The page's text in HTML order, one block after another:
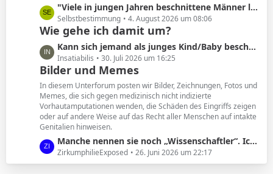
i
t
r
ä
g
e
L
e
t
z
t
e
B
e
i
t
r
ä
g
e
"Viele in jungen Jahren beschnittene Männer leiden unter den Folgen. Und wollen ihre Vorhaut zurück. "
Selbstbestimmung 4. August 2026 um 08:06
Wie gehe ich damit um?
L
e
t
z
t
e
B
e
i
t
Kann sich jemand als junges Kind/Baby beschnittener noch an seine Vorhaut erinnern?
Insatiabilis 30. Juli 2026 um 16:25
Bilder und Memes
In diesem Unterforum posten wir Bilder, Zeichnungen, Fotos und
Memes, die sich gegen medizinisch nicht indizierte
Vorhautamputationen wenden, die Schäden des Eingriffs zeigen
oder auf andere Weise auf das Recht aller Menschen auf intakte
Genitalien hinweisen.
L
e
t
Manche nennen sie noch „Wissenschaftler“. Ich nenne sie geldgesteuerte Marionetten.
ZirkumphilieExposed 26. Juni 2026 um 22:17